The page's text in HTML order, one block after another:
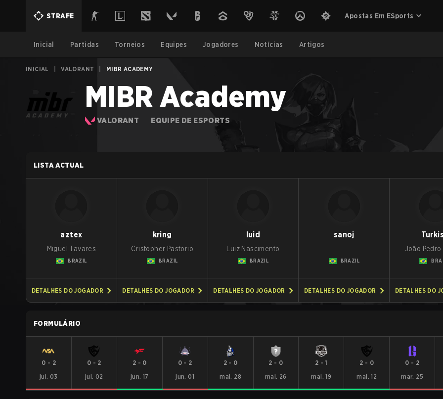
STRAFE Apostas Em ESports
Inicial Partidas Torneios Equipes Jogadores Notícias Artigos
INICIAL VALORANT MIBR ACADEMY
MIBR Academy
VALORANT EQUIPE DE ESPORTS
LISTA ACTUAL
aztex
Miguel Tavares
BRAZIL
DETALHES DO JOGADOR
kring
Cristopher Pastorio
BRAZIL
DETALHES DO JOGADOR
luid
Luiz Nascimento
BRAZIL
DETALHES DO JOGADOR
sanoj
BRAZIL
DETALHES DO JOGADOR
João Pedro
DETALHES DO
FORMULÁRIO
0 - 2
jul. 03
0 - 2
jul. 02
2 - 0
jun. 17
0 - 2
jun. 01
2- 0
mai. 28
2 - 0
mai. 26
2 -1
mai. 19
2 - 0
mai. 12
0 - 2
mar. 25